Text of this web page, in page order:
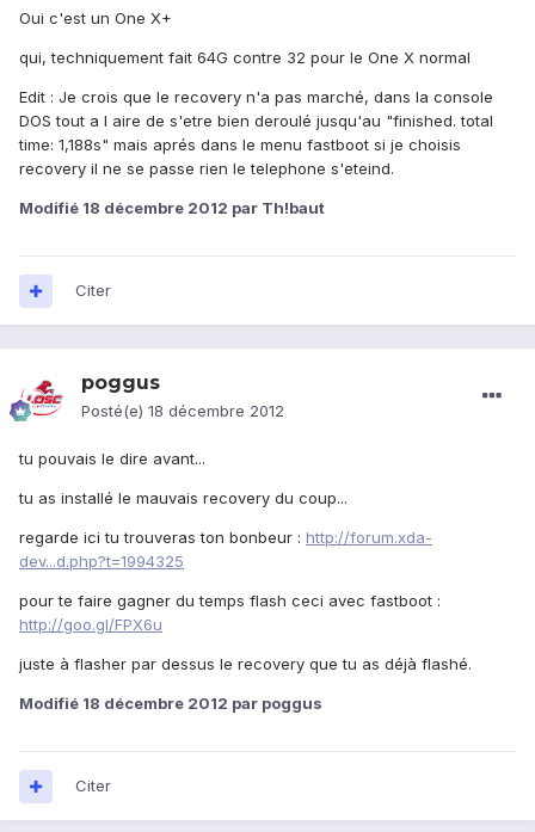
Oui c'est un One X+
qui, techniquement fait 64G contre 32 pour le One X normal
Edit : Je crois que le recovery n'a pas marché, dans la console
DOS tout a l aire de s'etre bien deroulé jusqu'au "finished. total
time: 1,188s" mais aprés dans le menu fastboot si je choisis
recovery il ne se passe rien le telephone s'eteind.
Modifié 18 décembre 2012 par Th!baut
Citer
poggus
Posté(e) 18 décembre 2012
tu pouvais le dire avant...
tu as installé le mauvais recovery du coup...
regarde ici tu trouveras ton bonbeur : http://forum.xda-
dev...d.php?t=1994325
pour te faire gagner du temps flash ceci avec fastboot :
http://goo.gl/FPX6u
juste à flasher par dessus le recovery que tu as déjà flashé.
Modifié 18 décembre 2012 par poggus
Citer